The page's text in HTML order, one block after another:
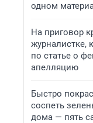
одном
На приговор
журналистке,
по статье о
апелляцию
Быстро
соспеть
дома — пять